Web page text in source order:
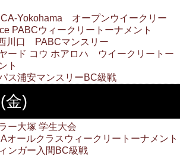
Yokohama オープンウイークリー
PABCウィークリートーナメント
川口 PABCマンスリー
ード コウ ホアロハ ウイークリートー
ト
ス浦安マンスリーBC級戦
金)
ー大塚 学生大会
オールクラスウィークリートーナメント
ンガー入間BC級戦